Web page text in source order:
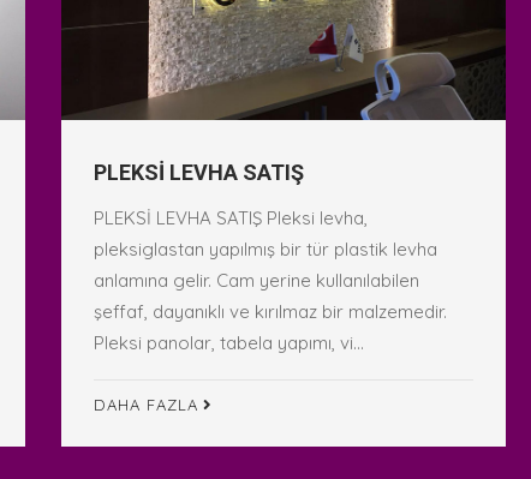
PLEKSİ LEVHA SATIŞ
PLEKSİ LEVHA SATIŞ Pleksi levha,
pleksiglastan yapılmış bir tür plastik levha
anlamına gelir. Cam yerine kullanılabilen
şeffaf, dayanıklı ve kırılmaz bir malzemedir.
Pleksi panolar, tabela yapımı, vi...
DAHA FAZLA